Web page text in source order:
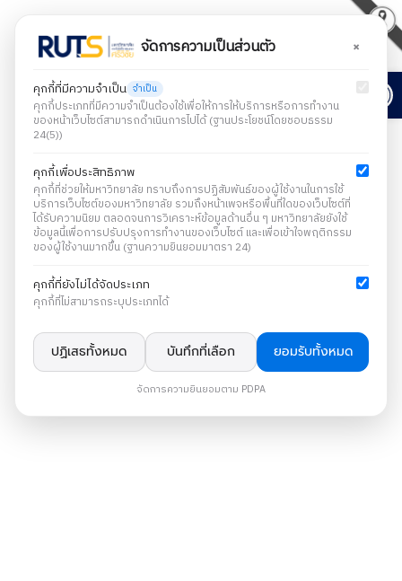
จัดการความเป็นส่วนตัว ×
คุกกี้ที่มีความจำเป็น จำเป็น
คุกกี้ประเภทที่มีความจำเป็นต้องใช้เพื่อให้การให้บริการหรือการทำงาน
ของหน้าเว็บไซต์สามารถดำเนินการไปได้ (ฐานประโยชน์โดยชอบธรรม
24(5))
คุกกี้เพื่อประสิทธิภาพ
คุกกี้ที่ช่วยให้มหาวิทยาลัย ทราบถึงการปฏิสัมพันธ์ของผู้ใช้งานในการใช้
บริการเว็บไซต์ของมหาวิทยาลัย รวมถึงหน้าเพจหรือพื้นที่ใดของเว็บไซต์ที่
ได้รับความนิยม ตลอดจนการวิเคราะห์ข้อมูลด้านอื่น ๆ มหาวิทยาลัยยังใช้
ข้อมูลนี้เพื่อการปรับปรุงการทำงานของเว็บไซต์ และเพื่อเข้าใจพฤติกรรม
ของผู้ใช้งานมากขึ้น (ฐานความยินยอมมาตรา 24)
คุกกี้ที่ยังไม่ได้จัดประเภท
คุกกี้ที่ไม่สามารถระบุประเภทได้
ปฏิเสธทั้งหมด บันทึกที่เลือก ยอมรับทั้งหมด
จัดการความยินยอมตาม PDPA